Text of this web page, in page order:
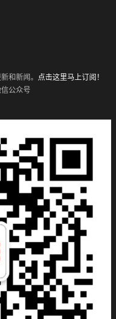
和新闻。 点击这里马上订阅！
公众号